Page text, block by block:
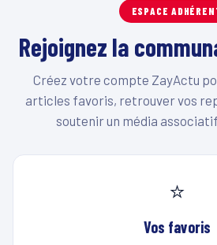
ESPACE
Rejoignez la
Créez votre compte ZayActu
articles favoris, retrouver vos
soutenir un média
⭐
Vos favoris